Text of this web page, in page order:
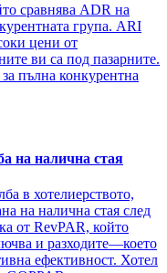
сравнява ADR на
група. ARI
цени от
ви са под пазарните.
пълна конкурентна
на налична стая
в хотелиерството,
на налична стая след
от RevPAR, който
и разходите—което
ефективност. Хотел